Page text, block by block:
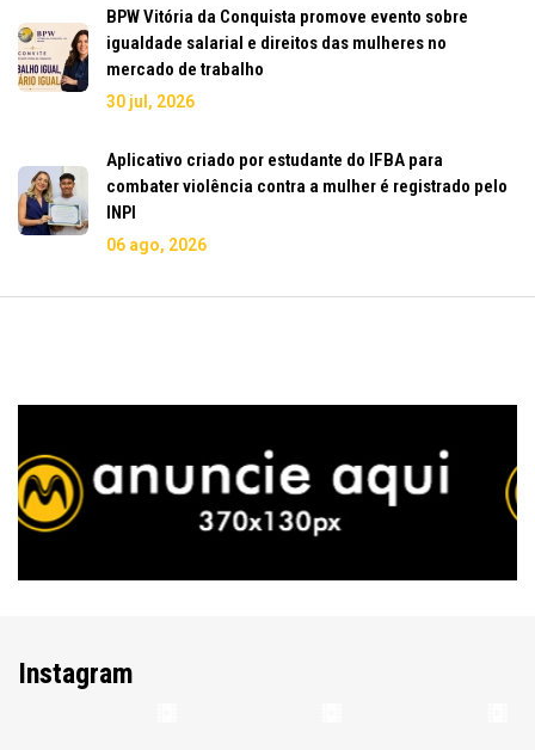
BPW Vitória da Conquista promove evento sobre
igualdade salarial e direitos das mulheres no
mercado de trabalho
30 jul, 2026
Aplicativo criado por estudante do IFBA para
combater violência contra a mulher é registrado pelo
INPI
06 ago, 2026
Instagram